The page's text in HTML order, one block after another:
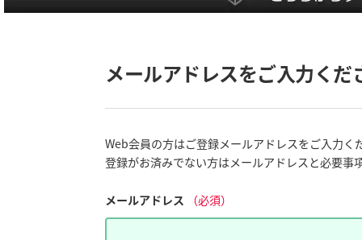
メールアドレスをご入力くだ
Web会員の方はご登録メールアドレスをご入力く
登録がお済みでない方はメールアドレスと必要事
メールアドレス （必須）